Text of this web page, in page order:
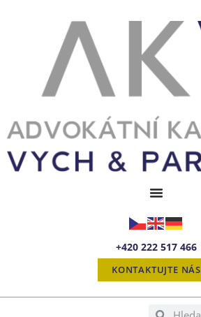
+420 222 517 466
KONTAKTUJTE NÁS